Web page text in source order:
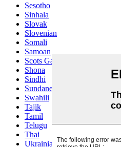
Sesotho
Sinhala
Slovak
Slovenian
Somali
Samoan
Scots Gaelic
Shona
Sindhi
Sundanese
Swahili
Tajik
Tamil
Telugu
Thai
Ukrainian